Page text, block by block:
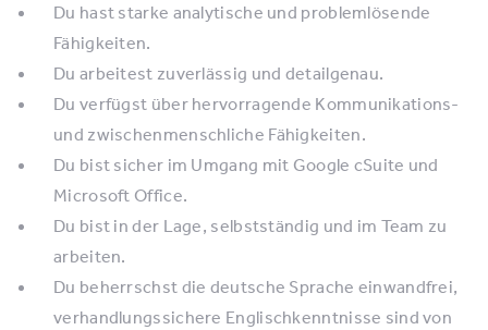
Du hast starke analytische und problemlösende
Fähigkeiten.
Du arbeitest zuverlässig und detailgenau.
Du verfügst über hervorragende Kommunikations-
und zwischenmenschliche Fähigkeiten.
Du bist sicher im Umgang mit Google cSuite und
Microsoft Office.
Du bist in der Lage, selbstständig und im Team zu
arbeiten.
Du beherrschst die deutsche Sprache einwandfrei,
verhandlungssichere Englischkenntnisse sind von